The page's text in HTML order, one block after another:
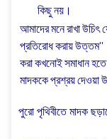
কিছু নয়।
আমাদের মনে রাখা উচিৎ
প্রতিরোধ করায়
করা কখনোই সমাধান
মাদককে প্রশ্রয় দেওয়া
পুরো পৃথিবীতে মাদক